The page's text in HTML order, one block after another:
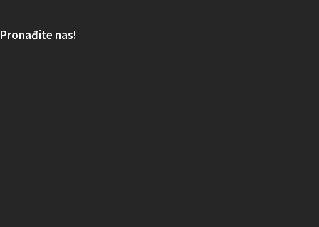
Pronađite nas!